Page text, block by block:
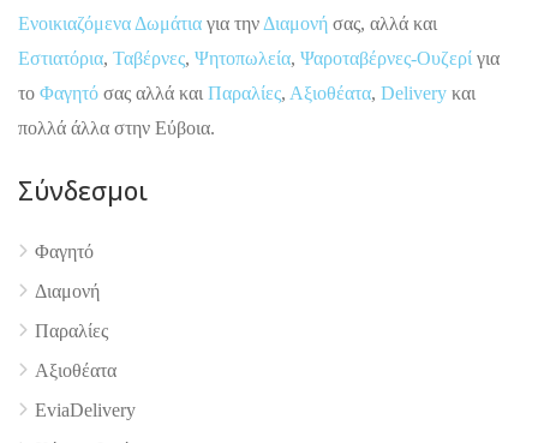
4.9
Ενοικιαζόμενα Δωμάτια για την Διαμονή σας, αλλά και
Εστιατόρια, Ταβέρνες, Ψητοπωλεία, Ψαροταβέρνες-Ουζερί για
το Φαγητό σας αλλά και Παραλίες, Αξιοθέατα, Delivery και
πολλά άλλα στην Εύβοια.
Σύνδεσμοι
Φαγητό
Διαμονή
Παραλίες
Αξιοθέατα
EviaDelivery